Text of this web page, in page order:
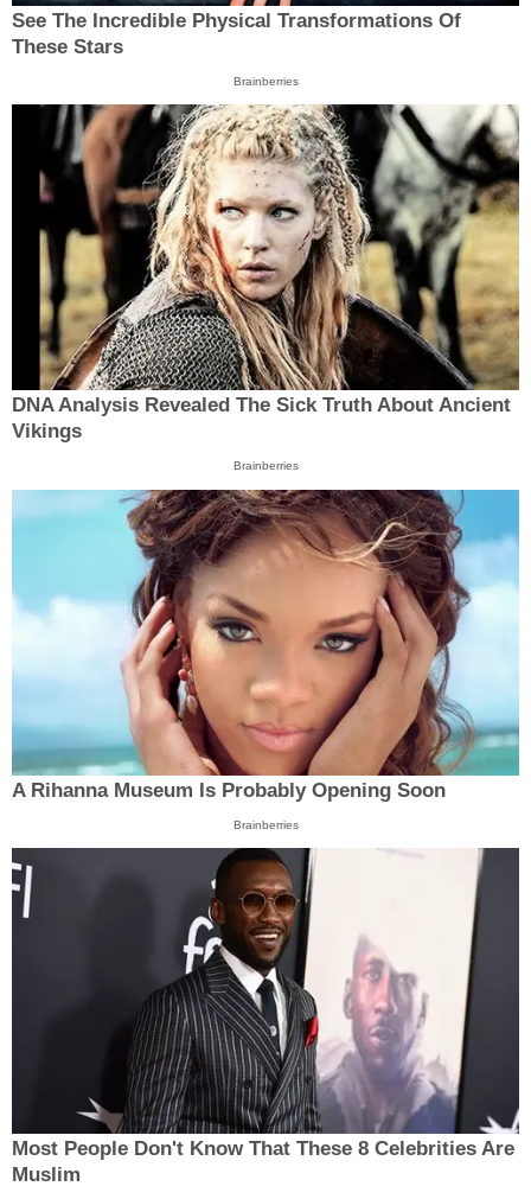
See The Incredible Physical Transformations Of
These Stars
Brainberries
DNA Analysis Revealed The Sick Truth About Ancient
Vikings
Brainberries
A Rihanna Museum Is Probably Opening Soon
Brainberries
Most People Don't Know That These 8 Celebrities Are
Muslim